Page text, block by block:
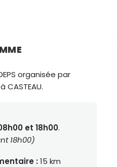
organisée par
à CASTEAU.
et 18h00.
18h00)
:15 km